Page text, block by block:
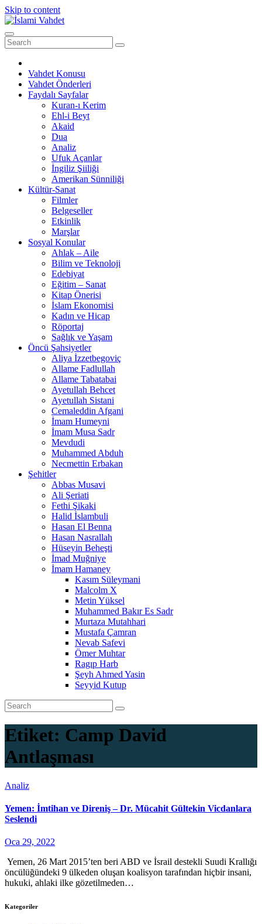
Skip to content
Vahdet Konusu
Vahdet Önderleri
Faydalı Sayfalar
Kuran-ı Kerim
Ehl-i Beyt
Akaid
Dua
Analiz
Ufuk Açanlar
İngiliz Şiiliği
Amerikan Sünniliği
Kültür-Sanat
Filmler
Belgeseller
Etkinlik
Marşlar
Sosyal Konular
Ahlak – Aile
Bilim ve Teknoloji
Edebiyat
Eğitim – Sanat
Kitap Önerisi
İslam Ekonomisi
Kadın ve Hicap
Röportaj
Sağlık ve Yaşam
Öncü Şahsiyetler
Aliya İzzetbegoviç
Allame Fadlullah
Allame Tabatabai
Ayetullah Behcet
Ayetullah Sistani
Cemaleddin Afgani
İmam Humeyni
İmam Musa Sadr
Mevdudi
Muhammed Abduh
Necmettin Erbakan
Şehitler
Abbas Musavi
Ali Şeriati
Fethi Şikaki
Halid İslambuli
Hasan El Benna
Hasan Nasrallah
Hüseyin Beheşti
İmad Muğniye
İmam Hamaney
Kasım Süleymani
Malcolm X
Metin Yüksel
Muhammed Bakır Es Sadr
Murtaza Mutahhari
Mustafa Çamran
Nevab Safevi
Ömer Muhtar
Ragıp Harb
Şeyh Ahmed Yasin
Seyyid Kutup
Etiket: Camp David
Antlaşması
Analiz
Yemen: İmtihan ve Direniş – Dr. Mücahit Gültekin Vicdanlara
Seslendi
Oca 29, 2022
Yemen, 26 Mart 2015’ten beri ABD ve İsrail destekli Suudi Krallığı
öncülüğündeki 9 ülkeden oluşan koalisyon tarafından hiçbir insani,
hukuki, ahlaki ilke gözetilmeden…
Kategoriler